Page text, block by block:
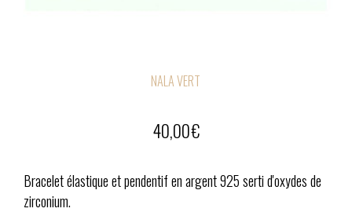
NALA VERT
40,00€
Bracelet élastique et pendentif en argent 925 serti d'oxydes de
zirconium.